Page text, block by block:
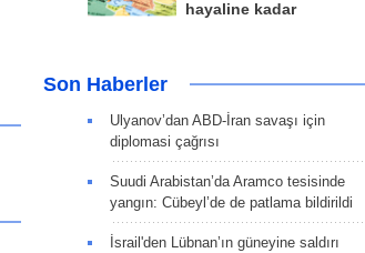
hayaline kadar
Son Haberler
Ulyanov’dan ABD-İran savaşı için
diplomasi çağrısı
Suudi Arabistan’da Aramco tesisinde
yangın: Cübeyl’de de patlama bildirildi
İsrail'den Lübnan’ın güneyine saldırı